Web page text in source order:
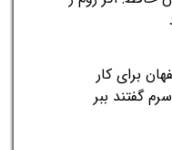
برای کار
گفتند ببر